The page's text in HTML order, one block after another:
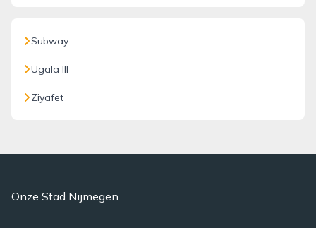
Subway
Ugala III
Ziyafet
Onze Stad Nijmegen